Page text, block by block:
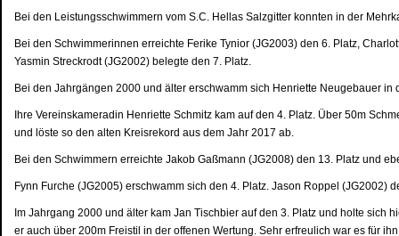
Bei den Leistungsschwimmern vom S.C. Hellas Salzgitter konnten in der
Bei den Schwimmerinnen erreichte Ferike Tynior (JG2003) den 6. Platz,
Yasmin Streckrodt (JG2002) belegte den 7. Platz.
Bei den Jahrgängen 2000 und älter erschwamm sich Henriette Neugebauer
Ihre Vereinskameradin Henriette Schmitz kam auf den 4. Platz. Über 50m
und löste so den alten Kreisrekord aus dem Jahr 2017 ab.
Bei den Schwimmern erreichte Jakob Gaßmann (JG2008) den 13. Platz und
Fynn Furche (JG2005) erschwamm sich den 4. Platz. Jason Roppel (JG2002)
Im Jahrgang 2000 und älter kam Jan Tischbier auf den 3. Platz und holte
er auch über 200m Freistil in der offenen Wertung. Sehr erfreulich war es für